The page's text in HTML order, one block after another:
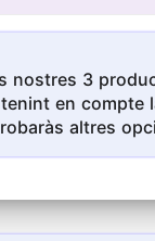
nostres 3
en compte
altres